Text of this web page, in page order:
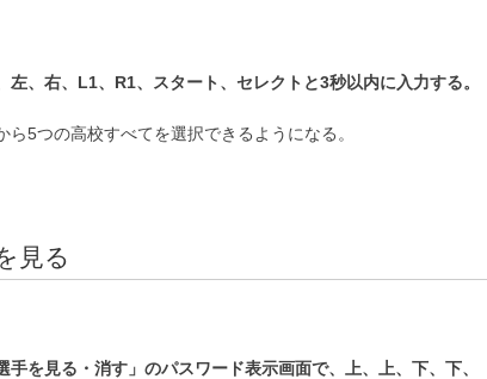
左、右、L1、R1、スタート、セレクトと3秒以内に入力する。
5つの高校すべてを選択できるようになる。
見る
を見る・消す」のパスワード表示画面で、上、上、下、下、